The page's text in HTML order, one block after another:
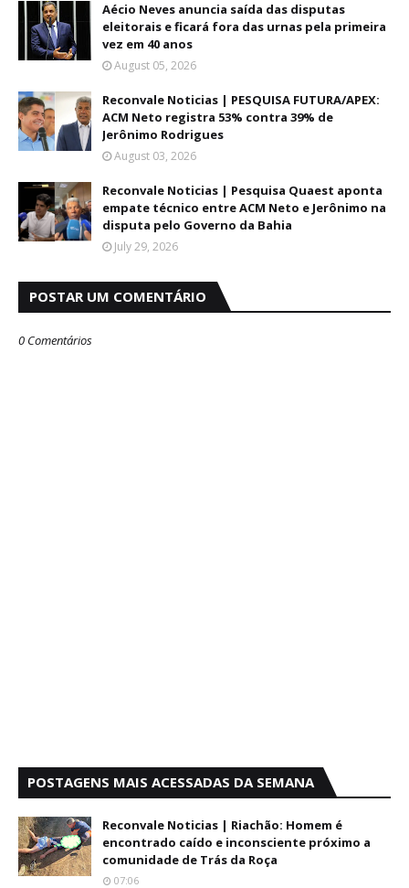
Aécio Neves anuncia saída das disputas
eleitorais e ficará fora das urnas pela primeira
vez em 40 anos
August 05, 2026
Reconvale Noticias | PESQUISA FUTURA/APEX:
ACM Neto registra 53% contra 39% de
Jerônimo Rodrigues
August 03, 2026
Reconvale Noticias | Pesquisa Quaest aponta
empate técnico entre ACM Neto e Jerônimo na
disputa pelo Governo da Bahia
July 29, 2026
POSTAR UM COMENTÁRIO
0 Comentários
POSTAGENS MAIS ACESSADAS DA SEMANA
Reconvale Noticias | Riachão: Homem é
encontrado caído e inconsciente próximo a
comunidade de Trás da Roça
07:06